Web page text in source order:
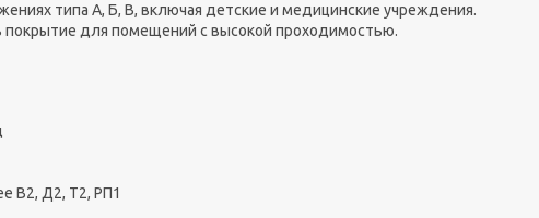
типа А, Б, В, включая детские и медицинские учреждения.
покрытие для помещений с высокой проходимостью.
В2, Д2, Т2, РП1